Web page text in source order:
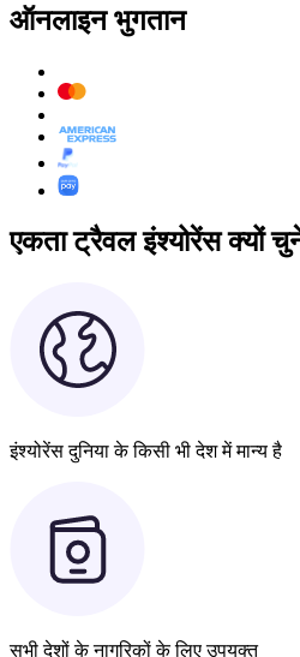
ऑनलाइन भुगतान
एकता ट्रैवल इंश्योरेंस क्यों
इंश्योरेंस दुनिया के किसी भी देश में मान्य है
सभी देशों के नागरिकों के लिए उपयुक्त